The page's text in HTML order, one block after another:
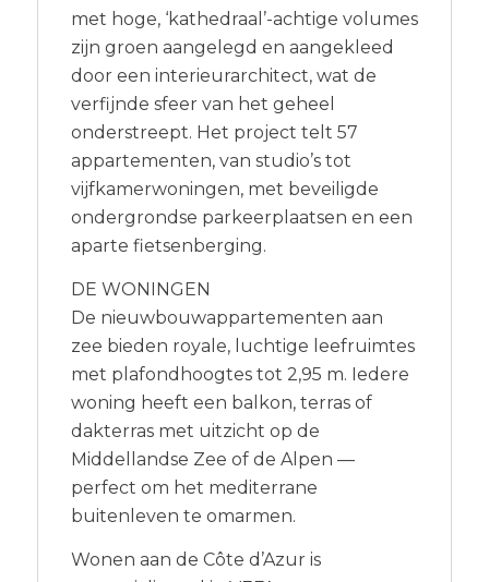
met hoge, ‘kathedraal’-achtige volumes
zijn groen aangelegd en aangekleed
door een interieurarchitect, wat de
verfijnde sfeer van het geheel
onderstreept. Het project telt 57
appartementen, van studio’s tot
vijfkamerwoningen, met beveiligde
ondergrondse parkeerplaatsen en een
aparte fietsenberging.
DE WONINGEN
De nieuwbouwappartementen aan
zee bieden royale, luchtige leefruimtes
met plafondhoogtes tot 2,95 m. Iedere
woning heeft een balkon, terras of
dakterras met uitzicht op de
Middellandse Zee of de Alpen —
perfect om het mediterrane
buitenleven te omarmen.
Wonen aan de Côte d’Azur is